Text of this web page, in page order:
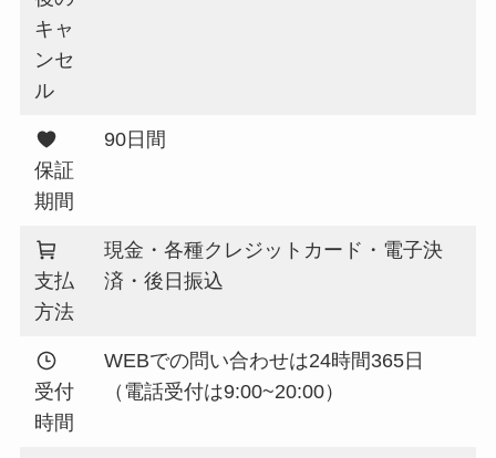
キャ
ンセ
ル
保証
期間
90日間
支払
方法
現金・各種クレジットカード・電子決
済・後日振込
受付
時間
WEBでの問い合わせは24時間365日
（電話受付は9:00~20:00）